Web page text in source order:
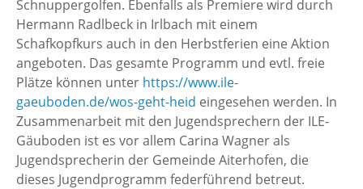
Schnuppergolfen. Ebenfalls als Premiere wird durch
Hermann Radlbeck in Irlbach mit einem
Schafkopfkurs auch in den Herbstferien eine Aktion
angeboten. Das gesamte Programm und evtl. freie
Plätze können unter https://www.ile-
gaeuboden.de/wos-geht-heid eingesehen werden. In
Zusammenarbeit mit den Jugendsprechern der ILE-
Gäuboden ist es vor allem Carina Wagner als
Jugendsprecherin der Gemeinde Aiterhofen, die
dieses Jugendprogramm federführend betreut.